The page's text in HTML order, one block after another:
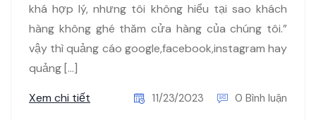
khá hợp lý, nhưng tôi không hiểu tại sao khách
hàng không ghé thăm cửa hàng của chúng tôi.”
vậy thì quảng cáo google,facebook,instagram hay
quảng […]
Xem chi tiết
11/23/2023 0 Bình luận